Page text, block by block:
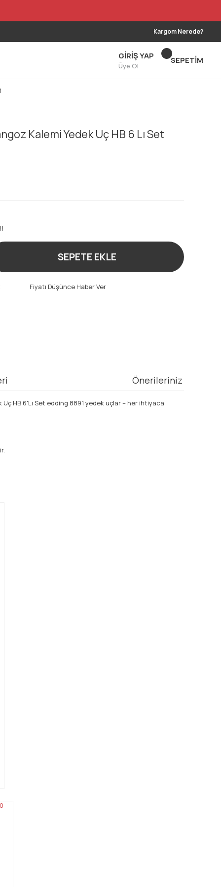
Kargom Nerede?
GİRİŞ YAP
Üye Ol
SEPETİM
Kalemi Yedek Uç HB 6 Lı Set
SEPETE EKLE
Fiyatı Düşünce Haber Ver
Önerileriniz
HB 6'Lı Set edding 8891 yedek uçlar – her ihtiyaca